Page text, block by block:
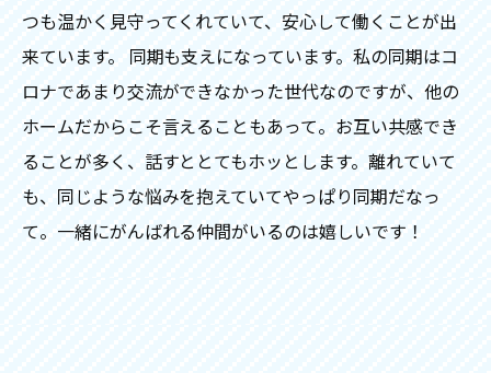
つも温かく見守ってくれていて、安心して働くことが出
来ています。 同期も支えになっています。私の同期はコ
ロナであまり交流ができなかった世代なのですが、他の
ホームだからこそ言えることもあって。お互い共感でき
ることが多く、話すととてもホッとします。離れていて
も、同じような悩みを抱えていてやっぱり同期だなっ
て。一緒にがんばれる仲間がいるのは嬉しいです！